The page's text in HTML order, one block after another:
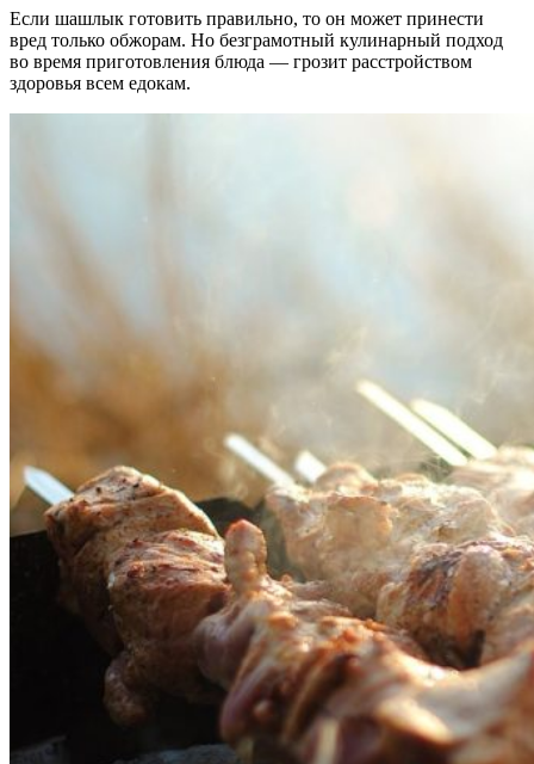
Если шашлык готовить правильно, то он может принести
вред только обжорам. Но безграмотный кулинарный подход
во время приготовления блюда — грозит расстройством
здоровья всем едокам.